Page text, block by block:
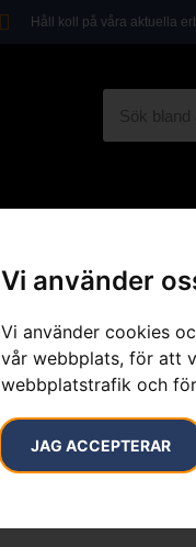
Vi använder
Vi använder cookies
vår webbplats, för att
webbplatstrafik och
JAG ACCEPTERAR
Håll koll på våra aktuella